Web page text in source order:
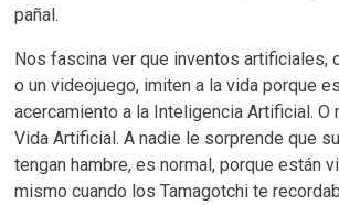
pañal.
Nos fascina ver que inventos artificiales,
o un videojuego, imiten a la vida porque
acercamiento a la Inteligencia Artificial. O
Vida Artificial. A nadie le sorprende que
tengan hambre, es normal, porque están
mismo cuando los Tamagotchi te